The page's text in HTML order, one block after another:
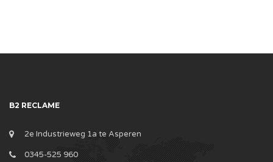
B2 RECLAME
2e Industrieweg 1a te Asperen
0345-525 960